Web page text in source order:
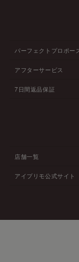
パーフェクトプロポー
アフターサービス
7日間返品保証
店舗一覧
アイプリモ公式サイト